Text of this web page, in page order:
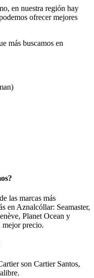
en nuestra región hay
ofrecer mejores
más buscamos en
las marcas más
en Aznalcóllar: Seamaster,
Planet Ocean y
mejor precio.
son Cartier Santos,